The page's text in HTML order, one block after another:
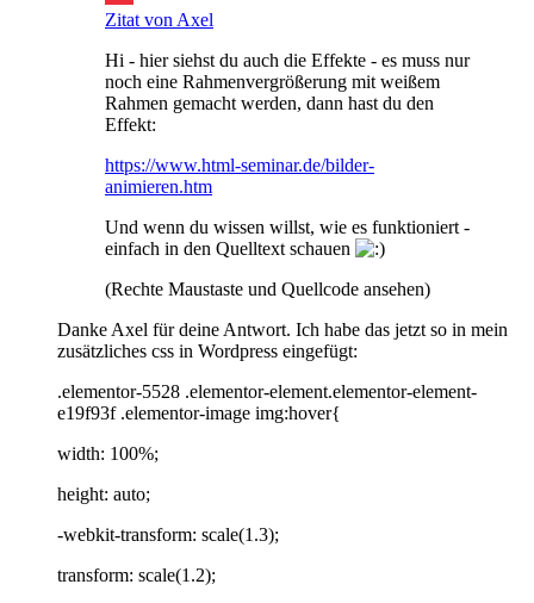
Zitat von Axel
Hi - hier siehst du auch die Effekte - es muss nur
noch eine Rahmenvergrößerung mit weißem
Rahmen gemacht werden, dann hast du den
Effekt:
https://www.html-seminar.de/bilder-
animieren.htm
Und wenn du wissen willst, wie es funktioniert -
einfach in den Quelltext schauen
(Rechte Maustaste und Quellcode ansehen)
Danke Axel für deine Antwort. Ich habe das jetzt so in mein
zusätzliches css in Wordpress eingefügt:
.elementor-5528 .elementor-element.elementor-element-
e19f93f .elementor-image img:hover{
width: 100%;
height: auto;
-webkit-transform: scale(1.3);
transform: scale(1.2);